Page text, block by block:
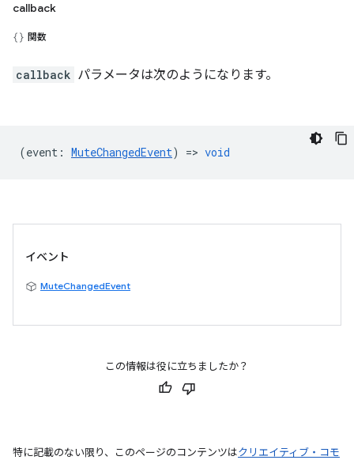
callback
関数
callback パラメータは次のようになります。
(event : MuteChangedEvent) => void
イベント
MuteChangedEvent
この情報は役に立ちましたか？
特に記載のない限り、このページのコンテンツはクリエイティブ・コモ